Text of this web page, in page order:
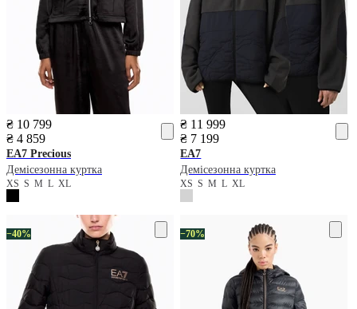
₴ 10 799
₴ 4 859
EA7 Precious
Демісезонна куртка
XS S M L XL
₴ 11 999
₴ 7 199
EA7
Демісезонна куртка
XSSMLXL
−40% −70%